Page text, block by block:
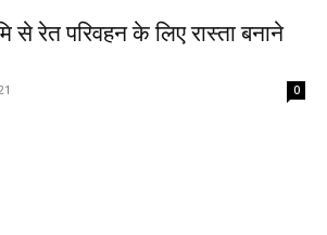
से रेत परिवहन के लिए रास्ता बनाने
0